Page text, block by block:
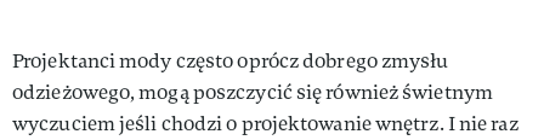
Projektanci mody często oprócz dobrego zmysłu
odzieżowego, mogą poszczycić się również świetnym
wyczuciem jeśli chodzi o projektowanie wnętrz. I nie raz